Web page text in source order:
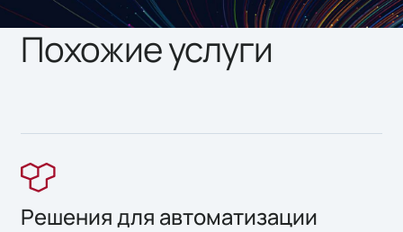
Похожие услуги
Решения для автоматизации